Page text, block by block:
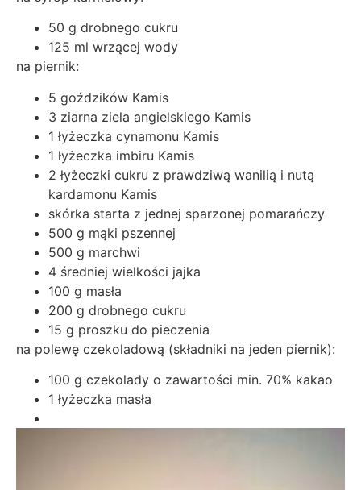
50 g drobnego cukru
125 ml wrzącej wody
na piernik:
5 goździków Kamis
3 ziarna ziela angielskiego Kamis
1 łyżeczka cynamonu Kamis
1 łyżeczka imbiru Kamis
2 łyżeczki cukru z prawdziwą wanilią i nutą
kardamonu Kamis
skórka starta z jednej sparzonej pomarańczy
500 g mąki pszennej
500 g marchwi
4 średniej wielkości jajka
100 g masła
200 g drobnego cukru
15 g proszku do pieczenia
na polewę czekoladową (składniki na jeden piernik):
100 g czekolady o zawartości min. 70% kakao
1 łyżeczka masła